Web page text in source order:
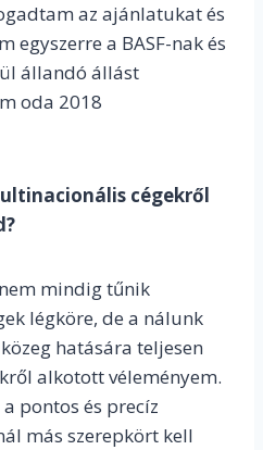
az ajánlatukat és
egyszerre a BASF-nak és
állandó állást
oda 2018
cégekről
mindig tűnik
légköre, de a nálunk
hatására teljesen
alkotott véleményem.
pontos és precíz
más szerepkört kell